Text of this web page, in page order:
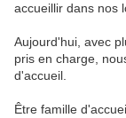
accueillir dans nos
Aujourd'hui, avec
pris en charge,
d'accueil.
Être famille